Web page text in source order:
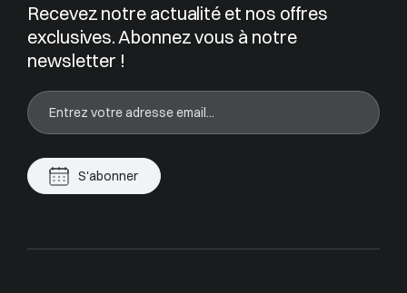
Recevez notre actualité et nos offres
exclusives. Abonnez vous à notre
newsletter !
S'abonner